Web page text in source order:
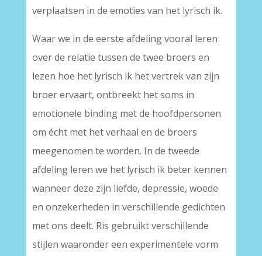
verplaatsen in de emoties van het lyrisch ik.
Waar we in de eerste afdeling vooral leren
over de relatie tussen de twee broers en
lezen hoe het lyrisch ik het vertrek van zijn
broer ervaart, ontbreekt het soms in
emotionele binding met de hoofdpersonen
om écht met het verhaal en de broers
meegenomen te worden. In de tweede
afdeling leren we het lyrisch ik beter kennen
wanneer deze zijn liefde, depressie, woede
en onzekerheden in verschillende gedichten
met ons deelt. Ris gebruikt verschillende
stijlen waaronder een experimentele vorm